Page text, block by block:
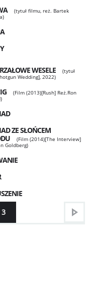
(tytuł filmu, reż. Bartek
WESELE
(tytuł
Wedding], 2022)
(Film (2013)[Rush] Reż.Ron
ZE SŁOŃCEM
(Film (2014)[The Interview]
Goldberg)
3